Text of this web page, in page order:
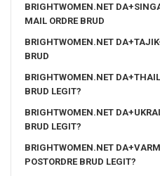
BRIGHTWOMEN.NET
MAIL ORDRE BRUD
BRIGHTWOMEN.NET
BRUD
BRIGHTWOMEN.NET
BRUD LEGIT?
BRIGHTWOMEN.NET
BRUD LEGIT?
BRIGHTWOMEN.NET
POSTORDRE BRUD LEGIT?